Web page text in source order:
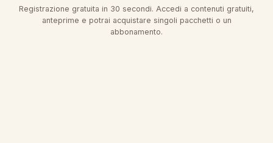
Registrazione gratuita in 30 secondi. Accedi a contenuti gratuiti,
anteprime e potrai acquistare singoli pacchetti o un
abbonamento.